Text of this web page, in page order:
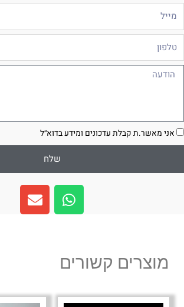
אני מאשר.ת קבלת עדכונים ומידע בדוא״ל
שלח
W
h
a
a
p
E
n
v
e
מוצרים קשורים